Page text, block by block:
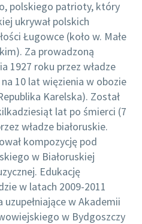
polskiego patrioty, który
ukrywał polskich
Ługowce (koło w. Małe
Za prowadzoną
1927 roku przez władze
10 lat więzienia w obozie
Karelska). Został
lat po śmierci (7
władze białoruskie.
kompozycję pod
w Białoruskiej
Edukację
w latach 2009-2011
w Akademii
w Bydgoszczy